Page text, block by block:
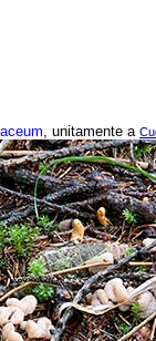
, unitamente a